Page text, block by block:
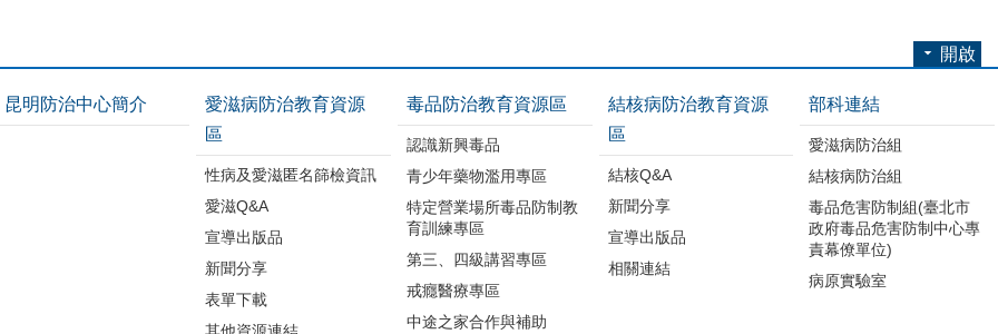
開啟
昆明防治中心簡介
愛滋病防治教育資源
區
性病及愛滋匿名篩檢資訊
愛滋Q&A
宣導出版品
新聞分享
表單下載
其他資源連結
毒品防治教育資源區
認識新興毒品
青少年藥物濫用專區
特定營業場所毒品防制教
育訓練專區
第三、四級講習專區
戒癮醫療專區
中途之家合作與補助
結核病防治教育資源
區
結核Q&A
新聞分享
宣導出版品
相關連結
部科連結
愛滋病防治組
結核病防治組
毒品危害防制組(臺北市
政府毒品危害防制中心專
責幕僚單位)
病原實驗室